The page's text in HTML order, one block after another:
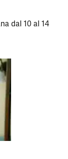
dal 10 al 14